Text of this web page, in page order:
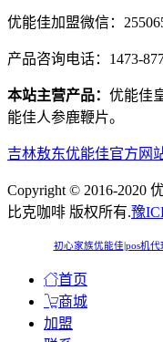
优能佳加盟微信：
产品咨询电话：1473-
本站主营产品： 优能佳
能佳人参鹿鞭片。
吉林敖东优能佳官方网
Copyright © 2016-2020
比克咖啡 版权所有.豫
初心家族优能佳 pos机代
首页
商城
加盟